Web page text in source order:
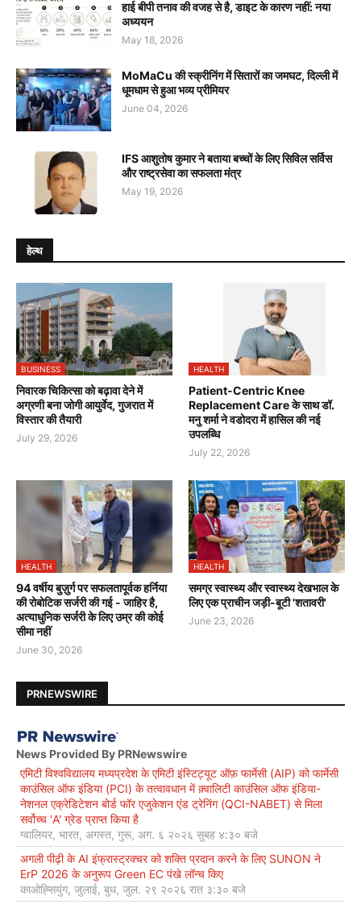
हाई बीपी तनाव की वजह से है, डाइट के कारण नहीं: नया
अध्ययन
May 18, 2026
MoMaCu की स्क्रीनिंग में सितारों का जमघट, दिल्ली में
धूमधाम से हुआ भव्य प्रीमियर
June 04, 2026
IFS आशुतोष कुमार ने बताया बच्चों के लिए सिविल सर्विस
और राष्ट्रसेवा का सफलता मंत्र
May 19, 2026
हेल्थ
BUSINESS
निवारक चिकित्सा को बढ़ावा देने में
अग्रणी बना जोगी आयुर्वेद, गुजरात में
विस्तार की तैयारी
July 29, 2026
HEALTH
Patient-Centric Knee
Replacement Care के साथ डॉ.
मनु शर्मा ने वडोदरा में हासिल की नई
उपलब्धि
July 22, 2026
HEALTH
94 वर्षीय बुज़ुर्ग पर सफलतापूर्वक हर्निया
की रोबोटिक सर्जरी की गई - जाहिर है,
अत्याधुनिक सर्जरी के लिए उम्र की कोई
सीमा नहीं
June 30, 2026
HEALTH
समग्र स्वास्थ्य और स्वास्थ्य देखभाल के
लिए एक प्राचीन जड़ी-बूटी 'शतावरी'
June 23, 2026
PRNEWSWIRE
News Provided By PRNewswire
एमिटी विश्वविद्यालय मध्यप्रदेश के एमिटी इंस्टिट्यूट ऑफ़ फार्मेसी (AIP) को फार्मेसी
काउंसिल ऑफ इंडिया (PCI) के तत्वावधान में क़्वालिटी काउंसिल ऑफ इंडिया-
नेशनल एक्रेडिटेशन बोर्ड फॉर एजुकेशन एंड ट्रेनिंग (QCI-NABET) से मिला
सर्वोच्च 'A' ग्रेड प्राप्त किया है
ग्वालियर, भारत, अगस्त, गुरू, अग. ६ २०२६ सुबह ४:३० बजे
अगली पीढ़ी के AI इंफ्रास्ट्रक्चर को शक्ति प्रदान करने के लिए SUNON ने
ErP 2026 के अनुरूप Green EC पंखे लॉन्च किए
काओह्सियुंग, जुलाई, बुध, जुल. २९ २०२६ रात ३:३० बजे